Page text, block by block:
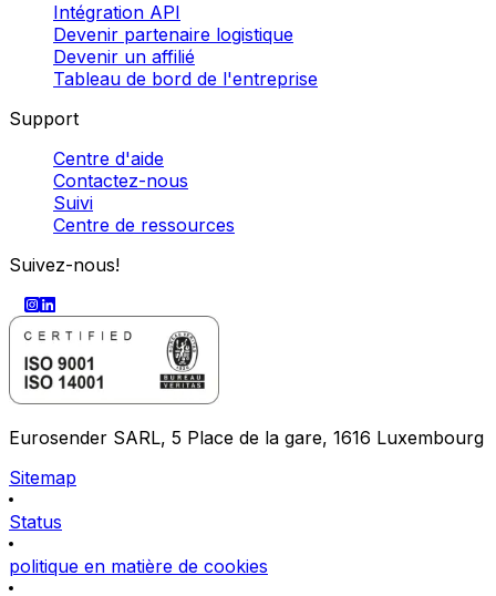
Intégration API
Devenir partenaire logistique
Devenir un affilié
Tableau de bord de l'entreprise
Support
Centre d'aide
Contactez-nous
Suivi
Centre de ressources
Suivez-nous!
Eurosender SARL, 5 Place de la gare, 1616 Luxembourg
Sitemap
Status
politique en matière de cookies